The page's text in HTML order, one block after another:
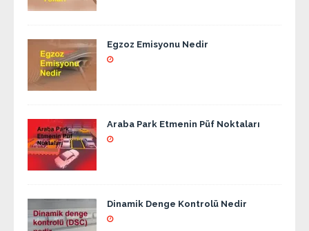
Egzoz Emisyonu Nedir
Araba Park Etmenin Püf Noktaları
Dinamik Denge Kontrolü Nedir